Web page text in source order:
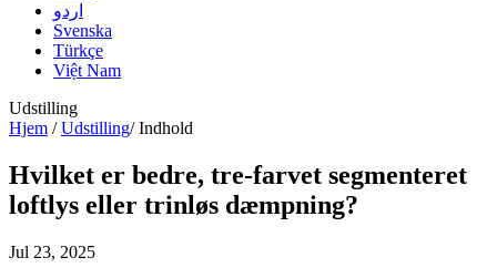
اردو
Svenska
Türkçe
Việt Nam
Udstilling
Hjem /Udstilling/Indhold
Hvilket er bedre, tre-farvet segmenteret
loftlys eller trinløs dæmpning?
Jul 23, 2025